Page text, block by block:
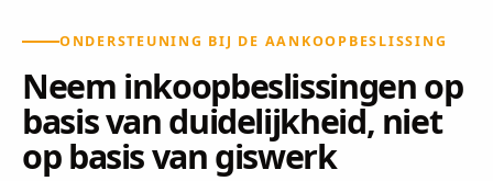
ONDERSTEUNING BIJ DE AANKOOPBESLISSING
Neem inkoopbeslissingen op
basis van duidelijkheid, niet
op basis van giswerk